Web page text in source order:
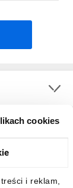
cookies
i reklam,